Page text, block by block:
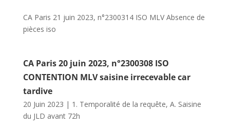
CA Paris 21 juin 2023, n°2300314 ISO MLV Absence de
pièces iso
CA Paris 20 juin 2023, n°2300308 ISO
CONTENTION MLV saisine irrecevable car
tardive
20 Juin 2023 | 1. Temporalité de la requête, A. Saisine
du JLD avant 72h